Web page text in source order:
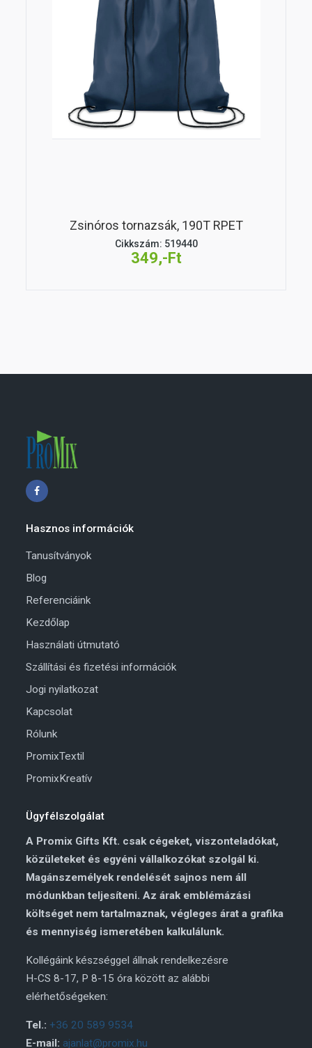
Zsinóros tornazsák, 190T RPET
Cikkszám: 519440
349,-Ft
Hasznos információk
Tanusítványok
Blog
Referenciáink
Kezdőlap
Használati útmutató
Szállítási és fizetési információk
Jogi nyilatkozat
Kapcsolat
Rólunk
PromixTextil
PromixKreatív
Ügyfélszolgálat
A Promix Gifts Kft. csak cégeket, viszonteladókat,
közületeket és egyéni vállalkozókat szolgál ki.
Magánszemélyek rendelését sajnos nem áll
módunkban teljesíteni. Az árak emblémázási
költséget nem tartalmaznak, végleges árat a grafika
és mennyiség ismeretében kalkulálunk.
Kollégáink készséggel állnak rendelkezésre
H-CS 8-17, P 8-15 óra között az alábbi
elérhetőségeken:
Tel.: +36 20 589 9534
E-mail: ajanlat@promix.hu